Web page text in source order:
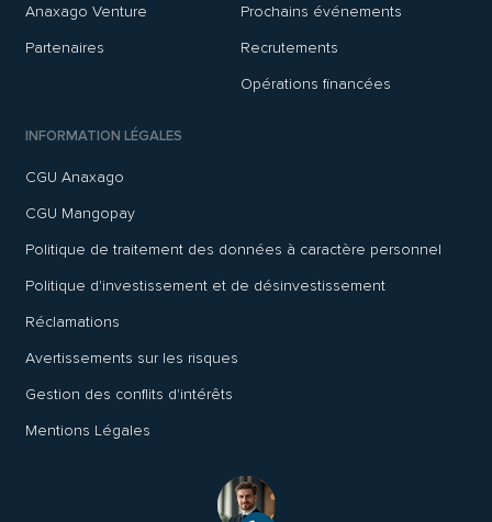
Anaxago Venture
Partenaires
Prochains événements
Recrutements
Opérations financées
INFORMATION LÉGALES
CGU Anaxago
CGU Mangopay
Politique de traitement des données à caractère personnel
Politique d'investissement et de désinvestissement
Réclamations
Avertissements sur les risques
Gestion des conflits d'intérêts
Mentions Légales